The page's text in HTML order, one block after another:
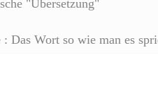
"Übersetzung"
Das Wort so wie man es